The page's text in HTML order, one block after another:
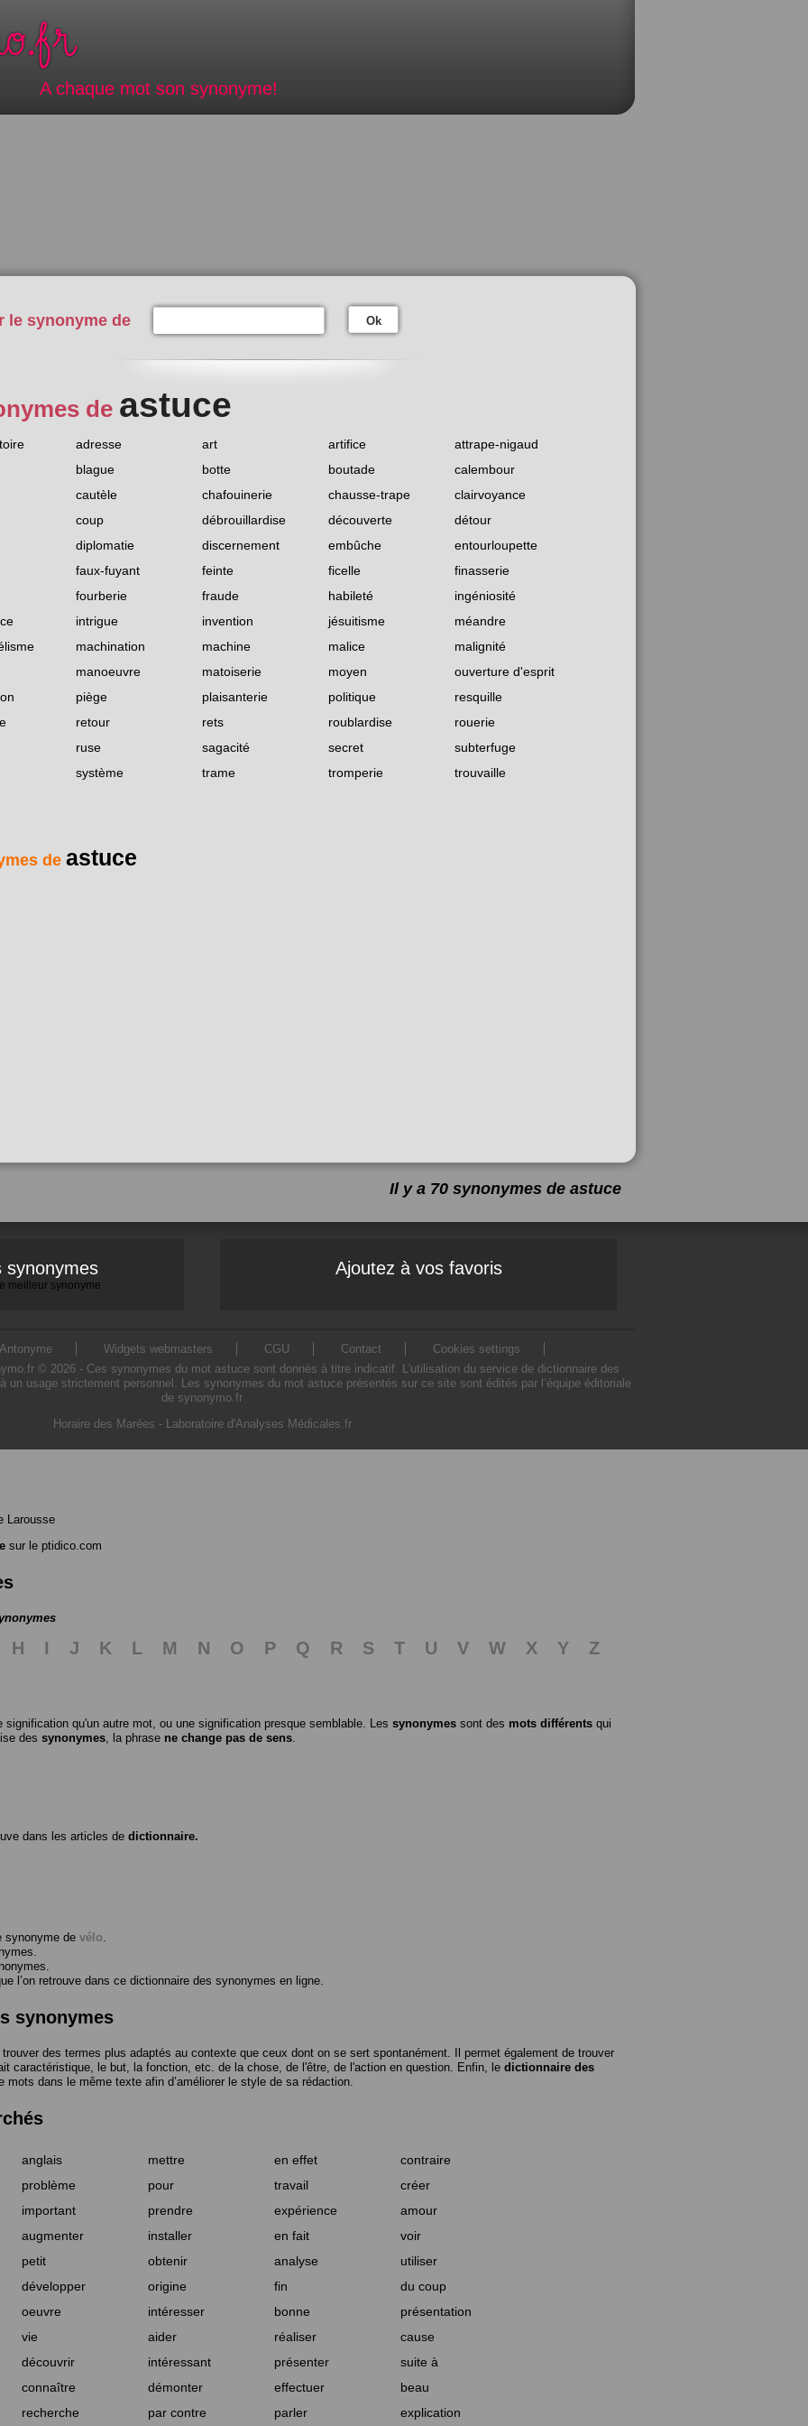
A chaque mot son synonyme!
le synonyme de Ok
de astuce
adresse art artifice
attrape-nigaud
blague botte boutade
calembour
cautèle chafouinerie chausse-trape
clairvoyance
coup débrouillardise découverte
détour
diplomatie discernement embûche
entourloupette
faux-fuyant feinte ficelle
finasserie
fourberie fraude habileté
ingéniosité
intrigue invention jésuitisme
méandre
machination machine malice
malignité
manoeuvre matoiserie moyen
ouverture d'esprit
piège plaisanterie politique
resquille
retour rets roublardise
rouerie
ruse sagacité secret
subterfuge
système trame tromperie trouvaille
de astuce
Il y a 70 synonymes de astuce
synonymes
meilleur synonyme
Ajoutez à vos favoris
Antonyme Widgets webmasters CGU Contact
Cookies settings
© 2026 - Ces synonymes du mot astuce sont donnés à titre indicatif. L'utilisation du service de dictionnaire des
un usage strictement personnel. Les synonymes du mot astuce présentés sur ce site sont édités par l’équipe éditoriale
de synonymo.fr
Horaire des Marées - Laboratoire d'Analyses Médicales.fr
Larousse
sur le ptidico.com
H I J K L M N O P Q R S T U V W X Y
Z
qu'un autre mot, ou une signification presque semblable. Les synonymes sont des mots différents qui
des synonymes, la phrase ne change pas de sens.
dans les articles de dictionnaire.
synonyme de vélo.
l’on retrouve dans ce dictionnaire des synonymes en ligne.
synonymes
trouver des termes plus adaptés au contexte que ceux dont on se sert spontanément. Il permet également de trouver
caractéristique, le but, la fonction, etc. de la chose, de l'être, de l'action en question. Enfin, le dictionnaire des
mots dans le même texte afin d’améliorer le style de sa rédaction.
anglais mettre en effet
contraire
problème pour travail
créer
important prendre expérience
amour
augmenter installer en fait
voir
petit obtenir analyse
utiliser
développer origine fin
du coup
oeuvre intéresser bonne
présentation
vie aider réaliser
cause
découvrir intéressant présenter
suite à
connaître démonter effectuer
beau
recherche par contre parler explication